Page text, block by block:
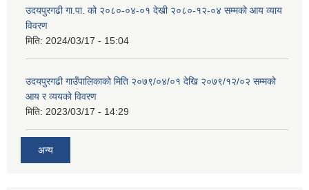
उदयपुरगढी गा.पा. को २०८०-०४-०१ देखी २०८०-१२-०४ सम्मको आय व्याय
विवरण
मिति: 2024/03/17 - 15:04
उदयपुरगढी गाउँपालिकाको मिति २०७९/०४/०१ देखि २०७९/१२/०२ सम्मको
आय र व्ययको विवरण
मिति: 2023/03/17 - 14:29
अन्य